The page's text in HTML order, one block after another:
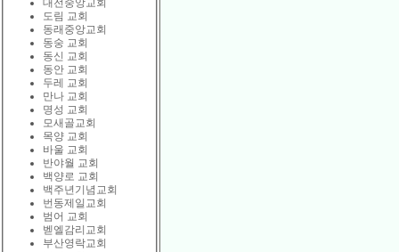
대전중앙교회
도림 교회
동래중앙교회
동숭 교회
동신 교회
동안 교회
두레 교회
만나 교회
명성 교회
모새골교회
목양 교회
바울 교회
반야월 교회
백양로 교회
백주년기념교회
번동제일교회
범어 교회
벧엘감리교회
부산영락교회